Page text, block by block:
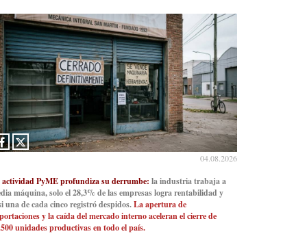
04.08.2026
PyME profundiza su derrumbe: la industria trabaja a
máquina, solo el 28,3% de las empresas logra rentabilidad y
una de cada cinco registró despidos.La apertura de
y la caída del mercado interno aceleran el cierre de
unidades productivas en todo el país.